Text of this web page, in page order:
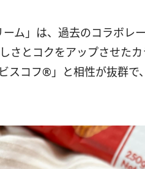
ーム」は、過去のコラボレ
さとコクをアップさせた
スコフ®︎」と相性が抜群